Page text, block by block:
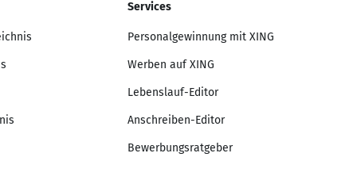
Services
Personalgewinnung mit XING
Werben auf XING
Lebenslauf-Editor
Anschreiben-Editor
Bewerbungsratgeber